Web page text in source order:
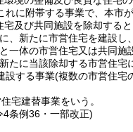
に附帯する事業で、本市
及び共同施設を除却する
、新たに市営住宅を建設
体の市営住宅又は共同
たに当該除却する市営住
設する事業(複数の市営住宅
宅建替事業をいう。
条例36・一部改正)